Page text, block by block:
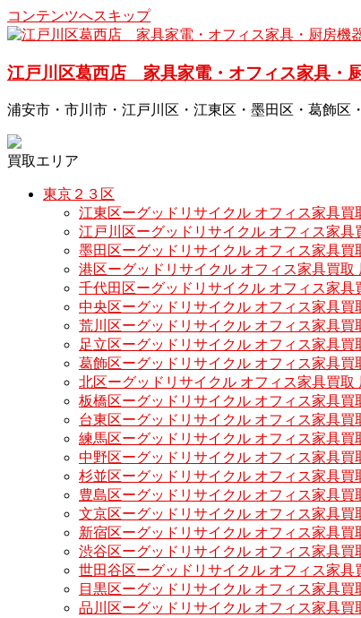
コンテンツへスキップ
江戸川区葛西店 家具家電・オフィス家具・
浦安市・市川市・江戸川区・江東区・墨田区・葛飾
買取エリア
東京２３区
江東区ーグッドリサイクル オフィス家具買
江戸川区ーグッドリサイクル オフィス家具
墨田区ーグッドリサイクル オフィス家具買
港区ーグッドリサイクル オフィス家具買取
千代田区ーグッドリサイクル オフィス家具
中央区ーグッドリサイクル オフィス家具買
荒川区ーグッドリサイクル オフィス家具買
足立区ーグッドリサイクル オフィス家具買
葛飾区ーグッドリサイクル オフィス家具買
北区ーグッドリサイクル オフィス家具買取
板橋区ーグッドリサイクル オフィス家具買
台東区ーグッドリサイクル オフィス家具買
練馬区ーグッドリサイクル オフィス家具買
中野区ーグッドリサイクル オフィス家具買
杉並区ーグッドリサイクル オフィス家具買
豊島区ーグッドリサイクル オフィス家具買
文京区ーグッドリサイクル オフィス家具買
新宿区ーグッドリサイクル オフィス家具買
渋谷区ーグッドリサイクル オフィス家具買
世田谷区ーグッドリサイクル オフィス家具
目黒区ーグッドリサイクル オフィス家具買
品川区ーグッドリサイクル オフィス家具買